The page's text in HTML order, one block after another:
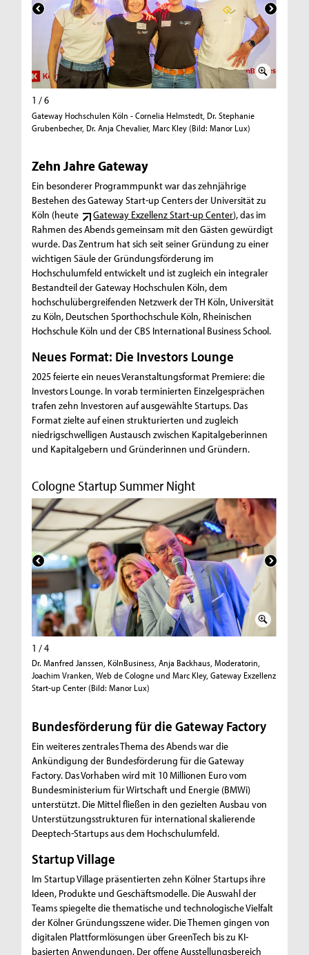
1 / 6
Gateway Hochschulen Köln - Cornelia Helmstedt, Dr. Stephanie
Grubenbecher, Dr. Anja Chevalier, Marc Kley (Bild: Manor Lux)
Zehn Jahre Gateway
Ein besonderer Programmpunkt war das zehnjährige
Bestehen des Gateway Start-up Centers der Universität zu
Köln (heute
Gateway Exzellenz Start-up Center), das im
Rahmen des Abends gemeinsam mit den Gästen gewürdigt
wurde. Das Zentrum hat sich seit seiner Gründung zu einer
wichtigen Säule der Gründungsförderung im
Hochschulumfeld entwickelt und ist zugleich ein integraler
Bestandteil der Gateway Hochschulen Köln, dem
hochschulübergreifenden Netzwerk der TH Köln, Universität
zu Köln, Deutschen Sporthochschule Köln, Rheinischen
Hochschule Köln und der CBS International Business School.
Neues Format: Die Investors Lounge
2025 feierte ein neues Veranstaltungsformat Premiere: die
Investors Lounge. In vorab terminierten Einzelgesprächen
trafen zehn Investoren auf ausgewählte Startups. Das
Format zielte auf einen strukturierten und zugleich
niedrigschwelligen Austausch zwischen Kapitalgeberinnen
und Kapitalgebern und Gründerinnen und Gründern.
Cologne Startup Summer Night
1 / 4
Dr. Manfred Janssen, KölnBusiness, Anja Backhaus, Moderatorin,
Joachim Vranken, Web de Cologne und Marc Kley, Gateway Exzellenz
Start-up Center (Bild: Manor Lux)
Bundesförderung für die Gateway Factory
Ein weiteres zentrales Thema des Abends war die
Ankündigung der Bundesförderung für die Gateway
Factory. Das Vorhaben wird mit 10 Millionen Euro vom
Bundesministerium für Wirtschaft und Energie (BMWi)
unterstützt. Die Mittel fließen in den gezielten Ausbau von
Unterstützungsstrukturen für international skalierende
Deeptech-Startups aus dem Hochschulumfeld.
Startup Village
Im Startup Village präsentierten zehn Kölner Startups ihre
Ideen, Produkte und Geschäftsmodelle. Die Auswahl der
Teams spiegelte die thematische und technologische Vielfalt
der Kölner Gründungsszene wider. Die Themen gingen von
digitalen Plattformlösungen über GreenTech bis zu KI-
basierten Anwendungen. Der offene Ausstellungsbereich